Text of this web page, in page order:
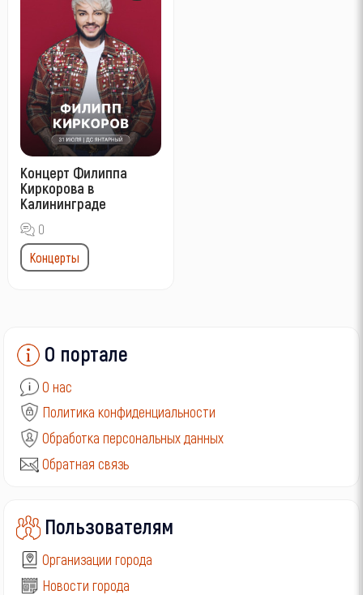
Концерт Филиппа
Киркорова в
Калининграде
0
Концерты
О портале
О нас
Политика конфиденциальности
Обработка персональных данных
Обратная связь
Пользователям
Организации города
Новости города